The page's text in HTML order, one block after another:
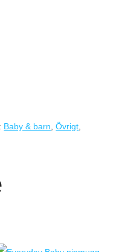
Baby & barn ,Övrigt